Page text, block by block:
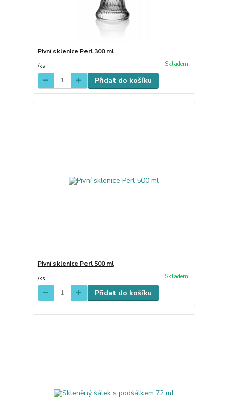
Pivní sklenice Perl 300 ml
/ks Skladem
Přidat do košíku
Pivní sklenice Perl 500 ml
/ks Skladem
Přidat do košíku